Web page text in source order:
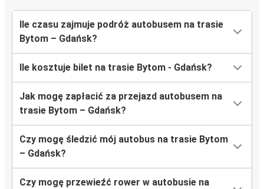
Ile czasu zajmuje podróż autobusem na trasie
Bytom – Gdańsk?
Ile kosztuje bilet na trasie Bytom - Gdańsk?
Jak mogę zapłacić za przejazd autobusem na
trasie Bytom – Gdańsk?
Czy mogę śledzić mój autobus na trasie Bytom
– Gdańsk?
Czy mogę przewieźć rower w autobusie na